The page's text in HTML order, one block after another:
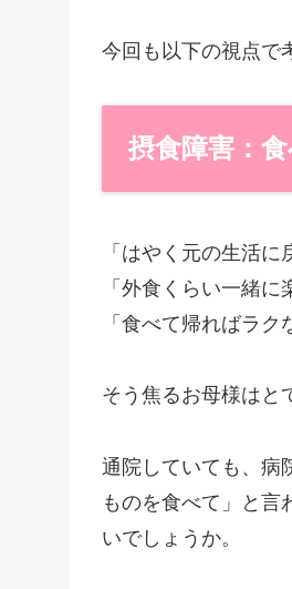
今回も以下の視点で
摂食障害：
「はやく元の生活に
「外食くらい一緒に
「食べて帰ればラ
そう焦るお母様はと
通院していても、病
ものを食べて」と言
いでしょうか。